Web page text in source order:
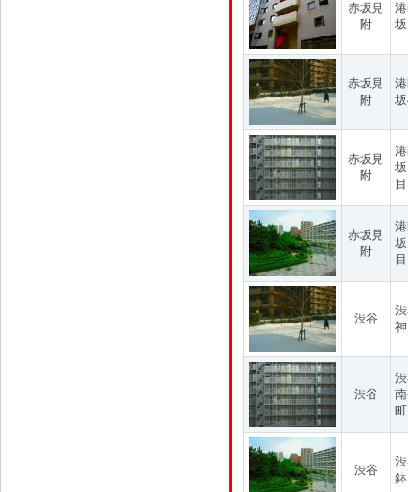
赤坂見
附
赤坂見
附
赤坂見
附
目
赤坂見
附
目
渋谷
渋谷
渋谷